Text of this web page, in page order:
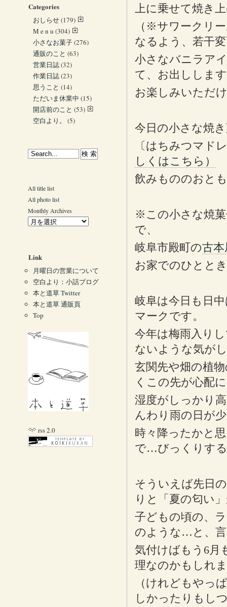
上に乗せて焼き
（※サワークリ
なるよう、若干
小さなバニラア
て、お出ししま
お楽しみいただ
今日の小さな焼
〔はちみつマド
しくはこちら）
飲みもののおと
※この小さな焼菓
で、
岐阜市殿町の古
お家でのひとと
岐阜は今日も日
マークです。
今年は梅雨入り
ないような気が
玄関先や畑の植
くこの先が心配
湿度がしっかり
んわり雨の日が
時々降ったかと
で…びっくりす
そういえば先日
りと「夏の匂い
子どもの頃の、
のような…と、
気付けばもう6月
理なのかもしれ
（けれどもやっ
しかったりもし
Categories
おしらせ(179)
M e n u (304)
小さなお菓子(276)
通販のこと (63)
営業日誌(32)
作業日誌(23)
思うこと (14)
ただいま休業中 (15)
開店前のこと (53)
空白より。
(5)
All title list
All photo list
Monthly Archives
Link
月曜日の営業について
空白より：小話ブログ
本と道草 Twitter
本と道草 通販頁
Top
rss 2.0